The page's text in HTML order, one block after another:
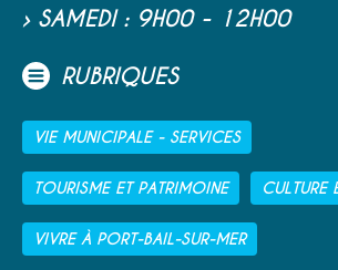
› SAMEDI: 9H00 - 12H00
RUBRIQUES
VIE MUNICIPALE - SERVICES
TOURISME ET PATRIMOINE CULTURE
VIVRE À PORT-BAIL-SUR-MER